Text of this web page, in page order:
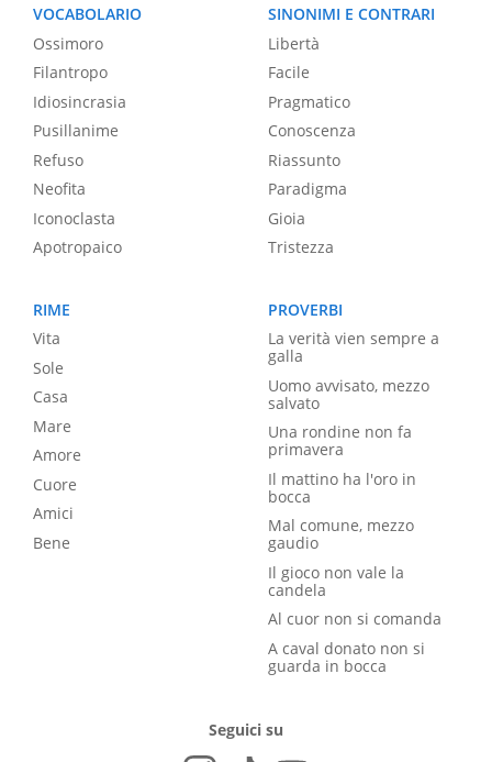
VOCABOLARIO
Ossimoro
Filantropo
Idiosincrasia
Pusillanime
Refuso
Neofita
Iconoclasta
Apotropaico
SINONIMI E CONTRARI
Libertà
Facile
Pragmatico
Conoscenza
Riassunto
Paradigma
Gioia
Tristezza
RIME
Vita
Sole
Casa
Mare
Amore
Cuore
Amici
Bene
PROVERBI
La verità vien sempre a
galla
Uomo avvisato, mezzo
salvato
Una rondine non fa
primavera
Il mattino ha l'oro in
bocca
Mal comune, mezzo
gaudio
Il gioco non vale la
candela
Al cuor non si comanda
A caval donato non si
guarda in bocca
Seguici su